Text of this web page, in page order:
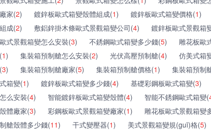
家(2) 鍍鋅板歐式箱變殼體組成(1) 鍍鋅板歐式箱變價格(1)
成(2) 敷鋁鋅掛木條歐式景觀箱變公司(4) 鍍鋅板歐式景觀箱
式景觀箱變怎么安裝(3) 不銹鋼歐式箱變多少錢(5) 雕花板歐
1) 集裝箱預制艙怎么安裝(2) 光伏高壓預制艙(4) 仿美式箱
3) 集裝箱預制艙廠家(5) 集裝箱預制艙價格(1) 集裝箱預制
箱變(1) 鍍鋅板歐式箱變多少錢(4) 基礎彩鋼板歐式箱變(3)
么安裝(4) 智能鍍鋅板歐式箱變殼體(4) 智能不銹鋼歐式箱變(
體廠家(3) 彩鋼板歐式景觀箱變廠家(1) 雕花板歐式景觀箱變
艙殼體多少錢(11) 干式變壓器(1) 美式景觀箱變規(guī)格(5)